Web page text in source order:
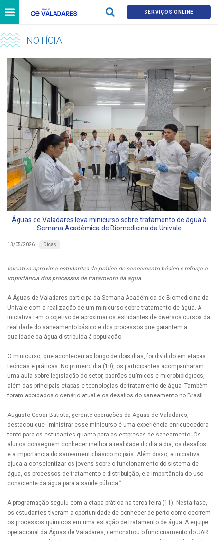
SERVIÇOS ONLINE
NOTÍCIA
Águas de Valadares leva minicurso sobre tratamento de água à
Semana Acadêmica de Biomedicina da Univale
13/05/2026 Dicas
Iniciativa aproxima estudantes da prática do saneamento básico e reforça a
importância dos processos de tratamento da água
A Águas de Valadares participa da Semana Acadêmica de Biomedicina da
Univale com a realização de um minicurso sobre tratamento de água. A
iniciativa tem o objetivo de aproximar os estudantes de diversos cursos da
realidade do saneamento básico e dos processos que garantem a
qualidade da água distribuída à população.
O minicurso, que aconteceu ao longo de dois dias, foi dividido em etapas
teóricas e práticas. No primeiro dia (10), os participantes acompanharam
uma aula sobre legislação do setor, padrões químicos e microbiológicos,
além das principais etapas e tecnologias de tratamento de água. Também
foram abordados o cenário atual e os desafios do saneamento no Brasil.
Augusto Cesar Batista, gerente operações da Águas de Valadares,
destacou que “ministrar esse minicurso é uma experiência enriquecedora
tanto para os estudantes quanto para as empresas de saneamento. Os
alunos conseguem conhecer melhor a realidade do dia a dia, os desafios
e a importância do saneamento básico no país. Além disso, a iniciativa
ajuda a conscientizar os jovens sobre o funcionamento do sistema de
água, os processos de tratamento e distribuição, e a importância do uso
consciente da água para a saúde pública.”
A programação seguiu com a etapa prática na terça-feira (11). Nesta fase,
os estudantes tiveram a oportunidade de conhecer de perto como ocorrem
os processos químicos em uma estação de tratamento de água. A equipe
operacional da Águas de Valadares, demonstrou o funcionamento do JAR